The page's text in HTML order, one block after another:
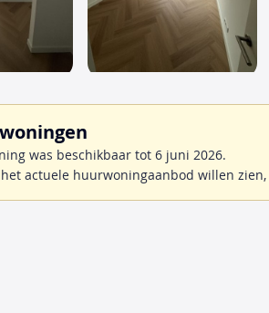
was beschikbaar tot 6 juni 2026.
actuele huurwoningaanbod willen zien,